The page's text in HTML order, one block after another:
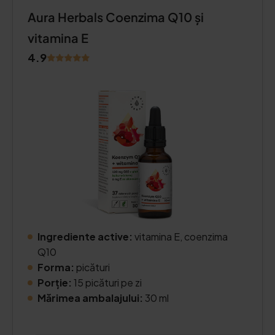
Aura Herbals Coenzima Q10 și
vitamina E
4.9
Ingrediente active: vitamina E, coenzima
Q10
Forma: picături
Porție: 15 picături pe zi
Mărimea ambalajului: 30 ml